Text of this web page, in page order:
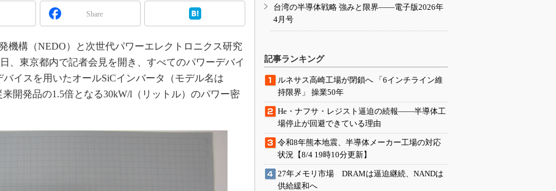
年で起こったこと、次の10年
こと
術を知る
念の180日
ションは日本を救うのか
Share
機構（NEDO）と次世代パワーエレクトロニクス研究
、東京都内で記者会見を開き、すべてのパワーデバイ
イスを用いたオールSiCインバータ（モデル名は
開発品の1.5倍となる30kW/l（リットル）のパワー密
台湾の半導体戦略 強みと限界――電子版2026年
4月号
記事ランキング
ルネサス高崎工場が閉鎖へ 「6インチライン維
持限界」 操業50年
He・ナフサ・レジスト逼迫の続報――半導体工
場停止が回避できている理由
令和8年熊本地震、半導体メーカー工場の対応
状況【8/4 19時10分更新】
27年メモリ市場 DRAMは逼迫継続、NANDは
供給緩和へ